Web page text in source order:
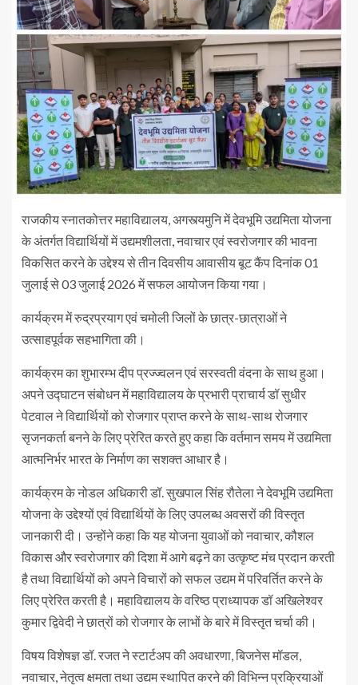
राजकीय स्नातकोत्तर महाविद्यालय, अगस्त्यमुनि में देवभूमि उद्यमिता योजना
के अंतर्गत विद्यार्थियों में उद्यमशीलता, नवाचार एवं स्वरोजगार की भावना
विकसित करने के उद्देश्य से तीन दिवसीय आवासीय बूट कैंप दिनांक 01
जुलाई से 03 जुलाई 2026 में सफल आयोजन किया गया।
कार्यक्रम में रुद्रप्रयाग एवं चमोली जिलों के छात्र-छात्राओं ने
उत्साहपूर्वक सहभागिता की।
कार्यक्रम का शुभारम्भ दीप प्रज्ज्वलन एवं सरस्वती वंदना के साथ हुआ।
अपने उद्घाटन संबोधन में महाविद्यालय के प्रभारी प्राचार्य डॉ सुधीर
पेटवाल ने विद्यार्थियों को रोजगार प्राप्त करने के साथ-साथ रोजगार
सृजनकर्ता बनने के लिए प्रेरित करते हुए कहा कि वर्तमान समय में उद्यमिता
आत्मनिर्भर भारत के निर्माण का सशक्त आधार है।
कार्यक्रम के नोडल अधिकारी डॉ. सुखपाल सिंह रौतेला ने देवभूमि उद्यमिता
योजना के उद्देश्यों एवं विद्यार्थियों के लिए उपलब्ध अवसरों की विस्तृत
जानकारी दी। उन्होंने कहा कि यह योजना युवाओं को नवाचार, कौशल
विकास और स्वरोजगार की दिशा में आगे बढ़ने का उत्कृष्ट मंच प्रदान करती
है तथा विद्यार्थियों को अपने विचारों को सफल उद्यम में परिवर्तित करने के
लिए प्रेरित करती है। महाविद्यालय के वरिष्ठ प्राध्यापक डॉ अखिलेश्वर
कुमार द्विवेदी ने छात्रों को रोजगार के लाभों के बारे में विस्तृत चर्चा की।
विषय विशेषज्ञ डॉ. रजत ने स्टार्टअप की अवधारणा, बिजनेस मॉडल,
नवाचार, नेतृत्व क्षमता तथा उद्यम स्थापित करने की विभिन्न प्रक्रियाओं